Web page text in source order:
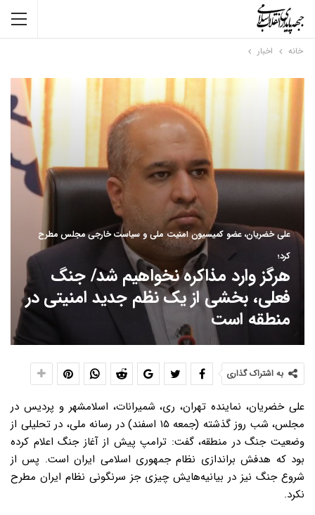
خانه اخبار
علی خضریان، عضو کمیسیون امنیت ملی و سیاست خارجی مجلس مطرح
کرد؛
هرگز وارد مذاکره نخواهیم شد/ جنگ
فعلی، بخشی از یک نظم جدید امنیتی در
منطقه است
به اشتراک گذاری
علی خضریان، نماینده تهران، ری، شمیرانات، اسلامشهر و پردیس در
مجلس، شب روز گذشته (جمعه ۱۵ اسفند) در رسانه ملی، در تحلیلی از
وضعیت جنگ در منطقه، گفت: ترامپ پیش از آغاز جنگ اعلام کرده
بود که هدفش براندازی نظام جمهوری اسلامی ایران است. پس از
شروع جنگ نیز در بیانیه‌هایش چیزی جز سرنگونی نظام ایران مطرح
نکرد.